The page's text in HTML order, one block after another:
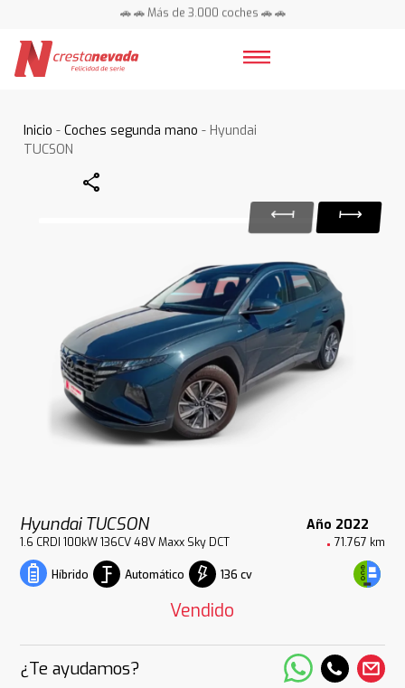
🚗 🚗 Más de 3.000 coches 🚗 🚗
Inicio -Coches segunda mano - Hyundai
TUCSON
Share
Hyundai TUCSON Año 2022
1.6 CRDI 100kW 136CV 48V Maxx Sky DCT 71.767 km
Híbrido Automático 136 cv
Vendido
¿Te ayudamos?